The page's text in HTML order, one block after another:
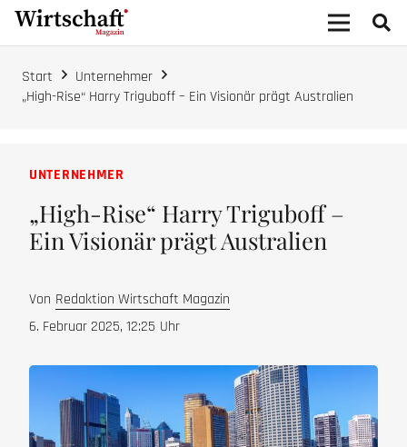
Start
Unternehmer
„High-Rise“ Harry Triguboff – Ein Visionär prägt Australien
UNTERNEHMER
„High-Rise“ Harry Triguboff –
Ein Visionär prägt Australien
Von Redaktion Wirtschaft Magazin
6. Februar 2025, 12:25 Uhr